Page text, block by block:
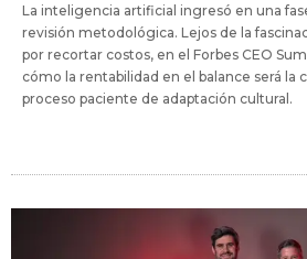
La inteligencia artificial ingresó en una
revisión metodológica. Lejos de la
por recortar costos, en el Forbes CEO
cómo la rentabilidad en el balance será la
proceso paciente de adaptación cultural.